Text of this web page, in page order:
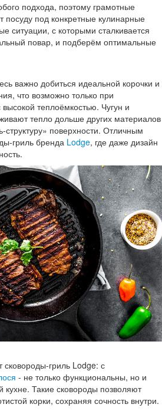
подхода, поэтому грамотные
посуду под конкретные кулинарные
ситуации, с которыми сталкивается
повар, и подберём оптимальные
важно добиться идеальной корочки и
что возможно только при
теплоёмкостью. Чугун и
тепло дольше других материалов
структуру» поверхности. Отличным
гриль бренда Lodge, где даже дизайн
гриль Lodge: с
- не только функциональны, но и
Такие сковороды позволяют
корки, сохраняя сочность внутри.